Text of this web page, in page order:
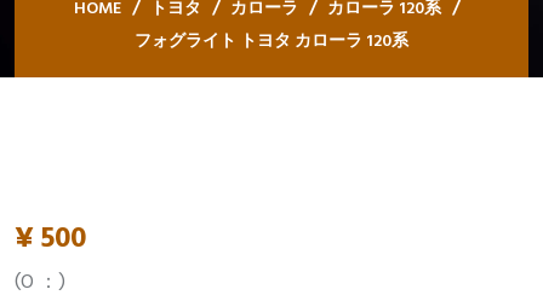
HOME トヨタ カローラ
カローラ 120系
フォグライト トヨタ カローラ 120系
¥500
(0 ：)